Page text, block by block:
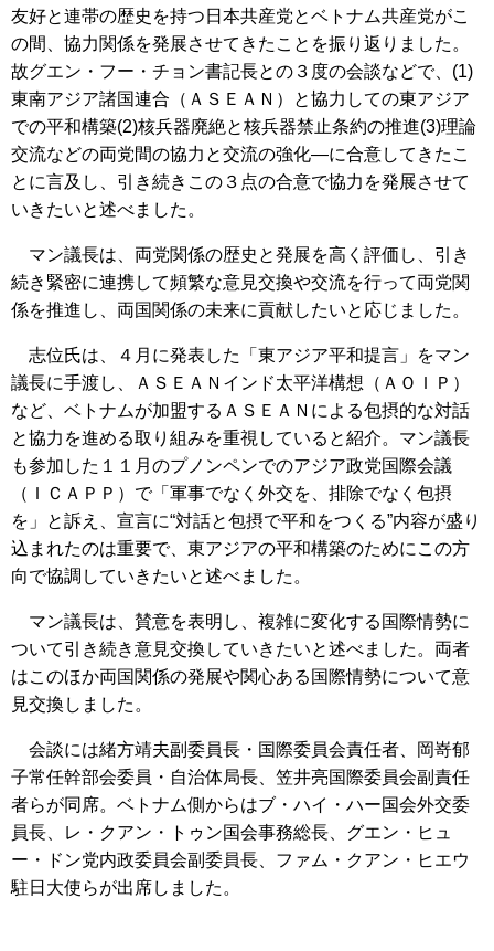
友好と連帯の歴史を持つ日本共産党とベトナム共産党がこ
の間、協力関係を発展させてきたことを振り返りました。
故グエン・フー・チョン書記長との３度の会談などで、(1)
東南アジア諸国連合（ＡＳＥＡＮ）と協力しての東アジア
での平和構築(2)核兵器廃絶と核兵器禁止条約の推進(3)理論
交流などの両党間の協力と交流の強化―に合意してきたこ
とに言及し、引き続きこの３点の合意で協力を発展させて
いきたいと述べました。
マン議長は、両党関係の歴史と発展を高く評価し、引き
続き緊密に連携して頻繁な意見交換や交流を行って両党関
係を推進し、両国関係の未来に貢献したいと応じました。
志位氏は、４月に発表した「東アジア平和提言」をマン
議長に手渡し、ＡＳＥＡＮインド太平洋構想（ＡＯＩＰ）
など、ベトナムが加盟するＡＳＥＡＮによる包摂的な対話
と協力を進める取り組みを重視していると紹介。マン議長
も参加した１１月のプノンペンでのアジア政党国際会議
（ＩＣＡＰＰ）で「軍事でなく外交を、排除でなく包摂
を」と訴え、宣言に“対話と包摂で平和をつくる”内容が盛り
込まれたのは重要で、東アジアの平和構築のためにこの方
向で協調していきたいと述べました。
マン議長は、賛意を表明し、複雑に変化する国際情勢に
ついて引き続き意見交換していきたいと述べました。両者
はこのほか両国関係の発展や関心ある国際情勢について意
見交換しました。
会談には緒方靖夫副委員長・国際委員会責任者、岡嵜郁
子常任幹部会委員・自治体局長、笠井亮国際委員会副責任
者らが同席。ベトナム側からはブ・ハイ・ハー国会外交委
員長、レ・クアン・トゥン国会事務総長、グエン・ヒュ
ー・ドン党内政委員会副委員長、ファム・クアン・ヒエウ
駐日大使らが出席しました。